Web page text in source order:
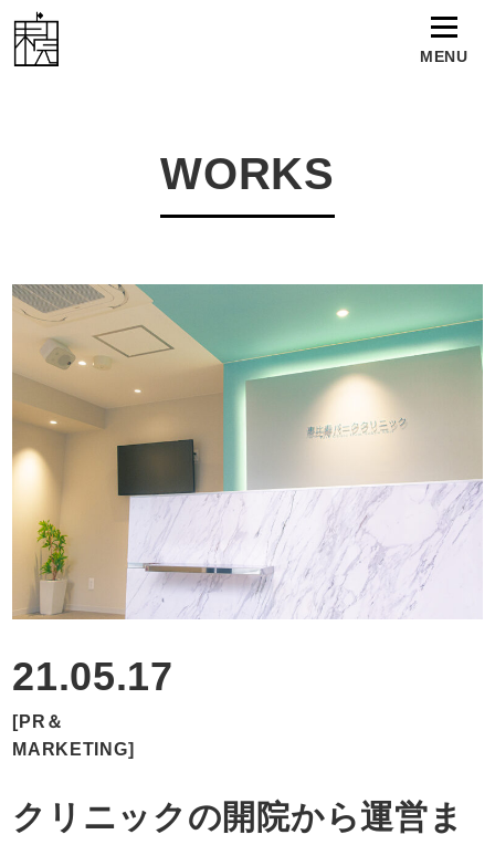
WORKS
NEWS
TALENT
ABOUT
RECRUIT
CONTACT
MENU
WORKS
21.05.17
[PR＆
MARKETING]
クリニックの開院から運営ま